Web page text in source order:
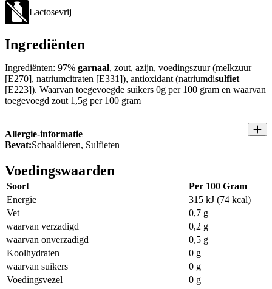
Lactosevrij
Ingrediënten
Ingrediënten: 97% garnaal, zout, azijn, voedingszuur (melkzuur
[E270], natriumcitraten [E331]), antioxidant (natriumdisulfiet
[E223]). Waarvan toegevoegde suikers 0g per 100 gram en waarvan
toegevoegd zout 1,5g per 100 gram
Allergie-informatie
Bevat:Schaaldieren, Sulfieten
Voedingswaarden
Soort
Per 100 Gram
Energie
315 kJ (74 kcal)
Vet
0,7 g
waarvan verzadigd
0,2 g
waarvan onverzadigd
0,5 g
Koolhydraten
0 g
waarvan suikers
0 g
Voedingsvezel
0 g